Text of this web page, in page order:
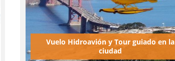
Vuelo Hidroavión y Tour guiado en la
ciudad